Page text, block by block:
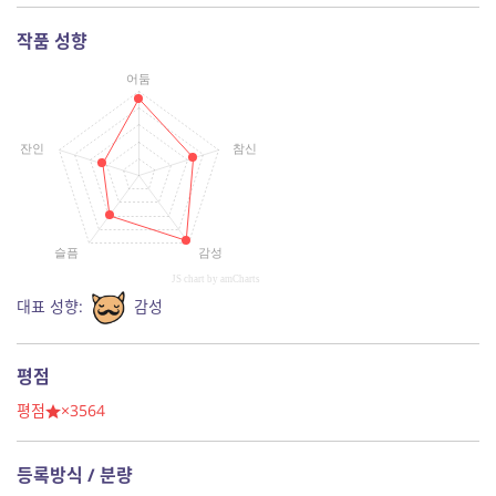
작품 성향
어둠
참신
감성
슬픔
잔인
JS chart by amCharts
대표 성향: 감성
평점
평점 ×3564
등록방식 / 분량